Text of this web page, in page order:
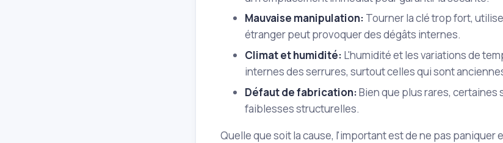
Mauvaise manipulation: Tourner la clé trop fort,
étranger peut provoquer des dégâts internes.
Climat et humidité: L'humidité et les variations de
internes des serrures, surtout celles qui sont
Défaut de fabrication:Bien que plus rares,
faiblesses structurelles.
Quelle que soit la cause, l'important est de ne pas paniquer